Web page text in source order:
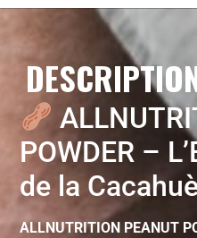
POWDER –
de la
ALLNUTRITION PEANUT